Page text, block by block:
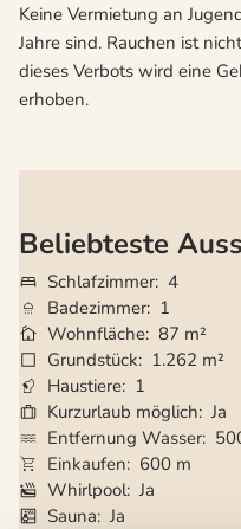
Keine Vermietung an
Jahre sind. Rauchen ist
dieses Verbots wird eine
erhoben.
Beliebteste
Schlafzimmer 4
Badezimmer 1
Wohnfläche 87 m²
Grundstück
1.262 m²
Haustiere 1
Kurzurlaub möglich Ja
Entfernung Wasser
Einkaufen
600 m
Whirlpool Ja
Sauna Ja